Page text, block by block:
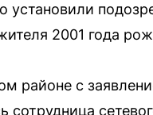
установили
2001 года
районе с
сотрудница